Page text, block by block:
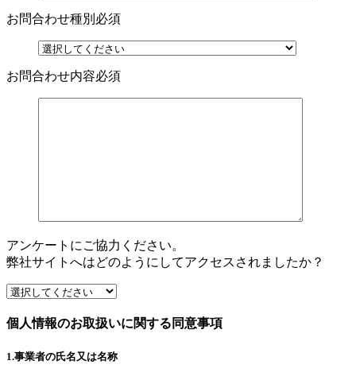
お問合わせ種別 必須
お問合わせ内容必須
アンケートにご協力ください。
弊社サイトへはどのようにしてアクセスされましたか？
個人情報のお取扱いに関する同意事項
1.事業者の氏名又は名称